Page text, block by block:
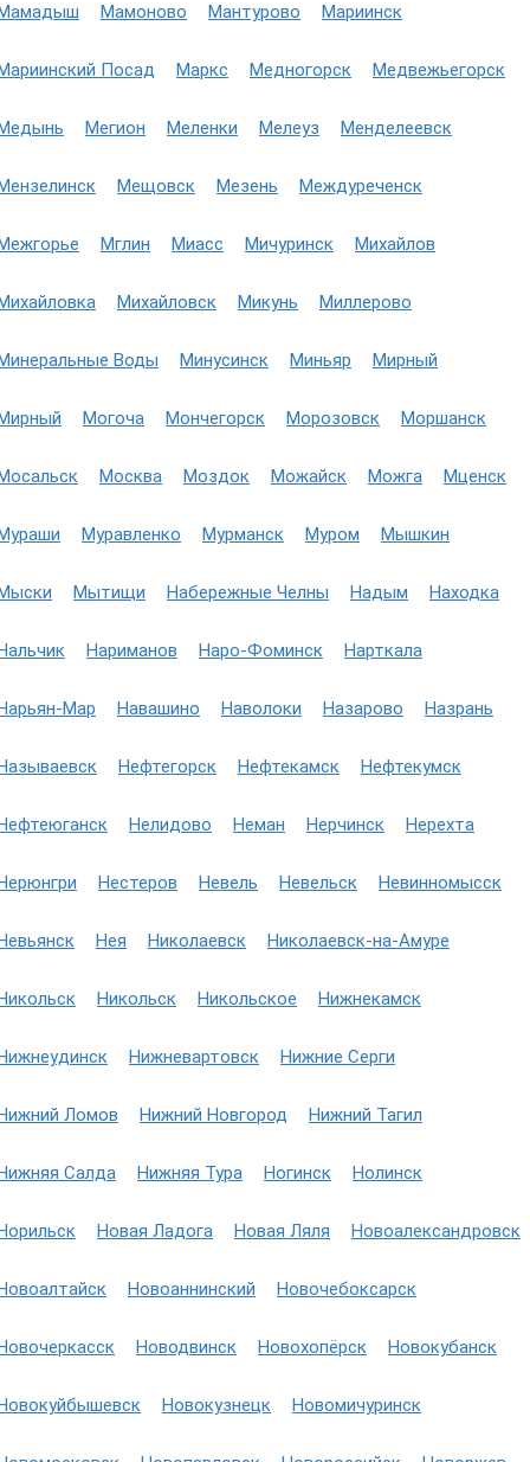
Мамоново Мантурово Мариинск
Посад Маркс Медногорск Медвежьегорск
Мегион Меленки Мелеуз Менделеевск
Мещовск Мезень Междуреченск
Мглин Миасс Мичуринск Михайлов
Михайловск Микунь Миллерово
Воды Минусинск Миньяр Мирный
Могоча Мончегорск Морозовск Моршанск
Москва Моздок Можайск Можга Мценск
Муравленко Мурманск Муром Мышкин
Мытищи Набережные Челны Надым Находка
Нариманов Наро-Фоминск Нарткала
Мар Навашино Наволоки Назарово Назрань
Нефтегорск Нефтекамск Нефтекумск
Нелидово Неман Нерчинск Нерехта
Нестеров Невель Невельск Невинномысск
Нея Николаевск Николаевск-на-Амуре
Никольск Никольское Нижнекамск
Нижневартовск Нижние Серги
Ломов Нижний Новгород Нижний Тагил
Салда Нижняя Тура Ногинск Нолинск
Новая Ладога Новая Ляля Новоалександровск
Новоаннинский Новочебоксарск
Новодвинск Новохопёрск Новокубанск
Новокузнецк Новомичуринск